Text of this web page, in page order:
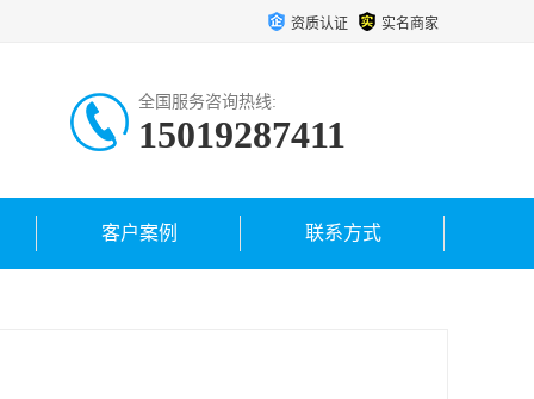
资质认证 实名商家
全国服务咨询热线:
15019287411
客户案例 联系方式